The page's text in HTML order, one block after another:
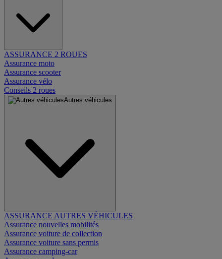
ASSURANCE 2 ROUES
Assurance moto
Assurance scooter
Assurance vélo
Conseils 2 roues
Autres véhicules
ASSURANCE AUTRES VÉHICULES
Assurance nouvelles mobilités
Assurance voiture de collection
Assurance voiture sans permis
Assurance camping-car